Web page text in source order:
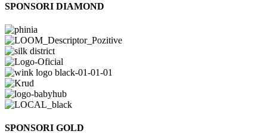
SPONSORI DIAMOND
SPONSORI GOLD